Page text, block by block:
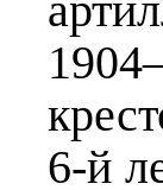
6-й